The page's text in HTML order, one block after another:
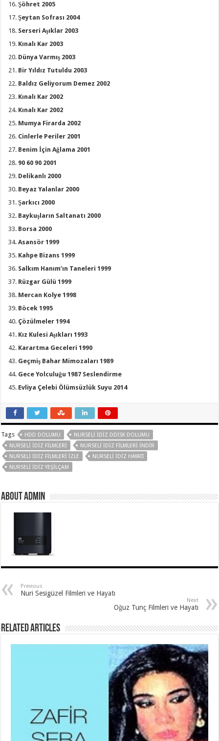
Şöhret 2005
Şeytan Sofrası 2004
Serseri Aşıklar 2003
Kınalı Kar 2003
Dünya Varmış 2003
Bir Yıldız Tutuldu 2003
Baldız Geliyorum Demez 2002
Kınalı Kar 2002
Kınalı Kar 2002
Mumya Firarda 2002
Cinlerle Periler 2001
Benim İçin Ağlama 2001
90 60 90 2001
Delikanlı 2000
Beyaz Yalanlar 2000
Şarkıcı 2000
Baykuşların Saltanatı 2000
Borsa 2000
Asansör 1999
Kahpe Bizans 1999
Salkım Hanım’ın Taneleri 1999
Rüzgar Gülü 1999
Mercan Kolye 1998
Böcek 1995
Çözülmeler 1994
Kız Kulesi Aşıkları 1993
Karartma Geceleri 1990
Geçmiş Bahar Mimozaları 1989
Gece Yolculuğu 1987 Seslendirme
Evliya Çelebi Ölümsüzlük Suyu 2014
Tags HDD DOLUMU
NURSELI İDIZ DDISK DOLUMU
NURSELI İDIZ FILMLERI
NURSELI İDIZ FILMLERI INDIR
NURSELI İDIZ FILMLERI IZLE
NURSELI İDIZ HAYATI
NURSELI İDIZ YEŞILÇAM
About Admin
Previous
Nuri Sesigüzel Filmleri ve Hayatı
Next
Oğuz Tunç Filmleri ve Hayatı
Related Articles